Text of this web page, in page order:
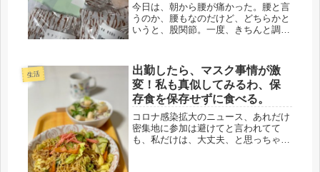
今日は、朝から腰が痛かった。腰と言
うのか、腰もなのだけど、どちらかと
いうと、股関節。一度、きちんと調べ
がなかったので、あぐらをかいていた
けど、この股関節から、腰痛は、イヤ
な...
生活
出勤したら、マスク事情が激
変！私も真似してみるわ、保
存食を保存せずに食べる。
コロナ感染拡大のニュース、あれだけ
密集地に参加は避けてと言われてて
も、私だけは、大丈夫、と思っちゃう